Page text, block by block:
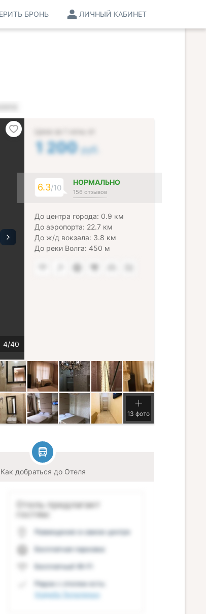
ЛИЧНЫЙ КАБИНЕТ
БРОНЬ
1 200 руб.
6.3/10
НОРМАЛЬНО
156 отзывов
До центра города: 0.9 км
До аэропорта: 22.7 км
До ж/д вокзала: 3.8 км
До реки Волга: 450 м
13 фото
Как добраться до Отеля
Отель предлагает
гостям:
Размещение в самом центре
Бесплатная парковка
Бесплатный Wi-Fi
Рядом с отелем есть:
Усадьба Тюльпиных